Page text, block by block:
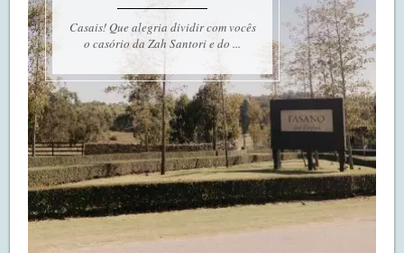
Casais! Que alegria dividir com vocês
o casório da Zah Santori e do ...